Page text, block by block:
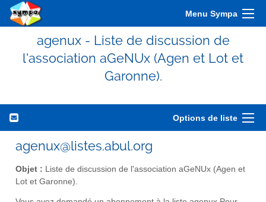
Menu Sympa
agenux - Liste de discussion de
l'association aGeNUx (Agen et Lot et
Garonne).
Options de liste
agenux@listes.abul.org
Objet : Liste de discussion de l'association aGeNUx (Agen et
Lot et Garonne).